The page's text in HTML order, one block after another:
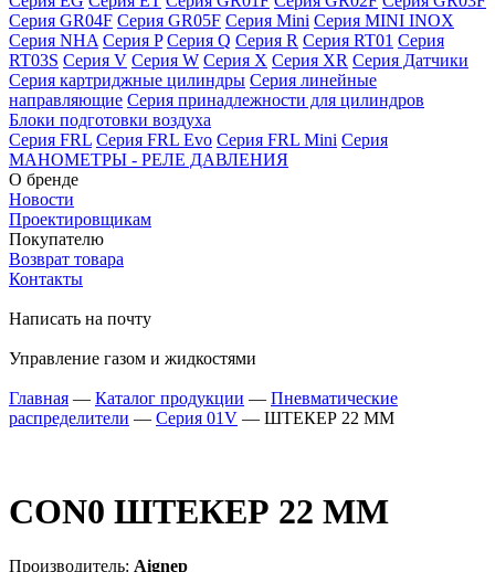
Серия GR04F Серия GR05F Серия Mini Серия MINI INOX
Серия NHA Серия P Серия Q Серия R Серия RT01 Серия
RT03S Серия V Серия W Серия X Серия XR Серия Датчики
Серия картриджные цилиндры Серия линейные
направляющие Серия принадлежности для цилиндров
Блоки подготовки воздуха
Серия FRL Серия FRL Evo Серия FRL Mini Серия
МАНОМЕТРЫ - РЕЛЕ ДАВЛЕНИЯ
О бренде
Новости
Проектировщикам
Покупателю
Возврат товара
Контакты
Написать на почту
Управление газом и жидкостями
Главная — Каталог продукции — Пневматические
распределители — Серия 01V — ШТЕКЕР 22 MM
CON0 ШТЕКЕР 22 MM
Производитель: Aignep